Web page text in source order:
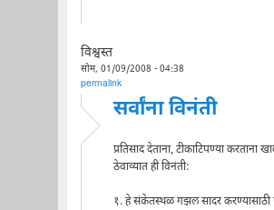
विश्वस्त
सोम, 01/09/2008 - 04:38
permalink
सर्वांना विनंती
प्रतिसाद देताना, टीकाटिपण्या करताना
ठेवाव्यात ही विनंती:
१. हे संकेतस्थळ गझल सादर